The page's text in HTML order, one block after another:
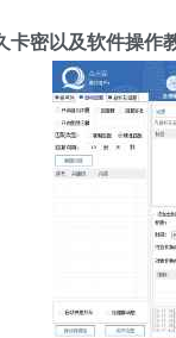
卡密以及软件操作